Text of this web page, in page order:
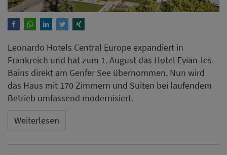
Leonardo Hotels Central Europe expandiert in
Frankreich und hat zum 1. August das Hotel Evian-les-
Bains direkt am Genfer See übernommen. Nun wird
das Haus mit 170 Zimmern und Suiten bei laufendem
Betrieb umfassend modernisiert.
Weiterlesen